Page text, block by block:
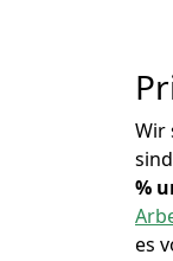
Wir
%
es